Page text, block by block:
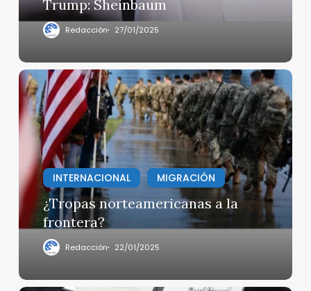
de
Trump:
Sheinbaum
Trump: Sheinbaum
Redacción 27/01/2025
¿Tropas
norteamericanas
a
la
frontera?
INTERNACIONAL MIGRACIÓN
¿Tropas norteamericanas a la
frontera?
Redacción 22/01/2025